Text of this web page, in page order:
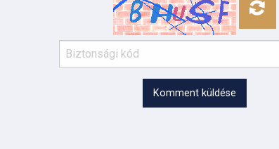
Komment küldése